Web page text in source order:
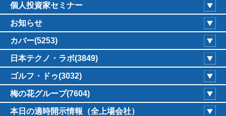
個人投資家セミナー
お知らせ
カバー(5253)
日本テクノ・ラボ(3849)
ゴルフ・ドゥ(3032)
梅の花グループ(7604)
本日の適時開示情報（全上場会社）